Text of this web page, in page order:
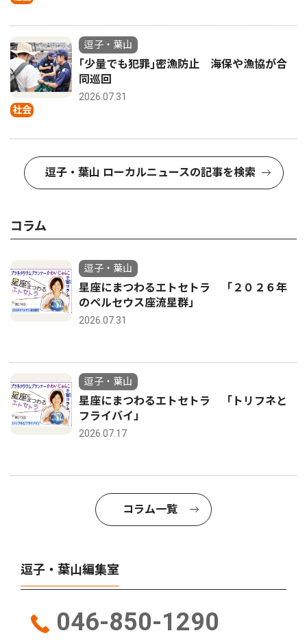
社会
逗子・葉山
｢少量でも犯罪｣密漁防止 海保や漁協が合
同巡回
2026.07.31
逗子・葉山 ローカルニュースの記事を検索
コラム
逗子・葉山
星座にまつわるエトセトラ 「２０２６年
のペルセウス座流星群」
2026.07.31
逗子・葉山
星座にまつわるエトセトラ 「トリフネと
フライバイ」
2026.07.17
コラム一覧
逗子・葉山編集室
046-850-1290